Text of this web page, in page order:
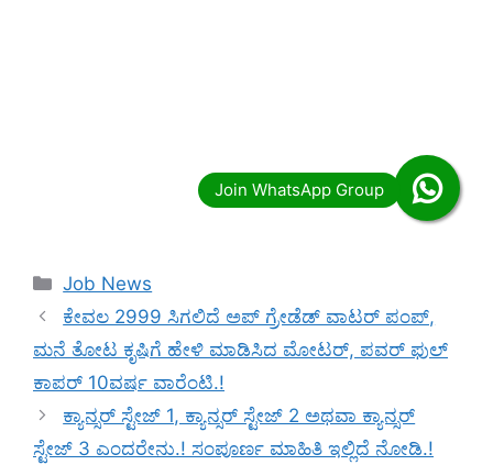
Categories
Job News
ಕೇವಲ 2999 ಸಿಗಲಿದೆ ಅಪ್ ಗ್ರೇಡೆಡ್ ವಾಟರ್ ಪಂಪ್,
ಮನೆ ತೋಟ ಕೃಷಿಗೆ ಹೇಳಿ ಮಾಡಿಸಿದ ಮೋಟರ್, ಪವರ್ ಫುಲ್
ಕಾಪರ್ 10ವರ್ಷ ವಾರೆಂಟಿ.!
ಕ್ಯಾನ್ಸರ್ ಸ್ಟೇಜ್ 1, ಕ್ಯಾನ್ಸರ್ ಸ್ಟೇಜ್ 2 ಅಥವಾ ಕ್ಯಾನ್ಸರ್
ಸ್ಟೇಜ್ 3 ಎಂದರೇನು.! ಸಂಪೂರ್ಣ ಮಾಹಿತಿ ಇಲ್ಲಿದೆ ನೋಡಿ.!